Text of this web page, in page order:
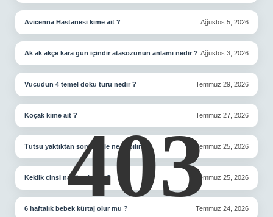
Avicenna Hastanesi kime ait ? Ağustos 5, 2026
Ak ak akçe kara gün içindir atasözünün anlamı nedir ? Ağustos 3, 2026
Vücudun 4 temel doku türü nedir ? Temmuz 29, 2026
Koçak kime ait ? Temmuz 27, 2026
Tütsü yaktıktan sonra küle ne yapılır ? Temmuz 25, 2026
Keklik cinsi nasıl anlaşılır ? Temmuz 25, 2026
6 haftalık bebek kürtaj olur mu ? Temmuz 24, 2026
403